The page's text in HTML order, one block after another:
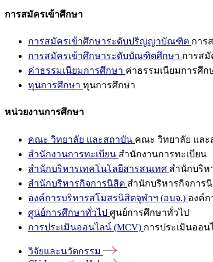
การสมัครเข้าศึกษา
การสมัครเข้าศึกษาระดับปริญญาบัณฑิต การ
การสมัครเข้าศึกษาระดับบัณฑิตศึกษา การส
ค่าธรรมเนียมการศึกษา ค่าธรรมเนียมการศึก
ทุนการศึกษา ทุนการศึกษา
หน่วยงานการศึกษา
คณะ วิทยาลัย และสถาบัน คณะ วิทยาลัย และ
สำนักงานการทะเบียน สำนักงานการทะเบียน
สำนักบริหารเทคโนโลยีสารสนเทศ สำนักบริห
สำนักบริหารกิจการนิสิต สำนักบริหารกิจการ
องค์การบริหารสโมสรนิสิตจุฬาฯ (อบจ.) องค์ก
ศูนย์การศึกษาทั่วไป ศูนย์การศึกษาทั่วไป
การประเมินออนไลน์ (MCV) การประเมินออน
วิจัยและนวัตกรรม